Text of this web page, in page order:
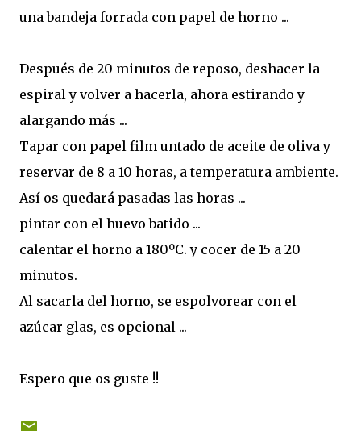
una bandeja forrada con papel de horno ...
Después de 20 minutos de reposo, deshacer la
espiral y volver a hacerla, ahora estirando y
alargando más ...
Tapar con papel film untado de aceite de oliva y
reservar de 8 a 10 horas, a temperatura ambiente.
Así os quedará pasadas las horas ...
pintar con el huevo batido ...
calentar el horno a 180ºC. y cocer de 15 a 20
minutos.
Al sacarla del horno, se espolvorear con el
azúcar glas, es opcional ...
Espero que os guste !!